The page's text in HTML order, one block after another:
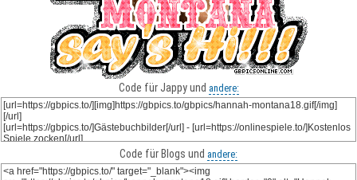
Code für Jappy und andere:
Code für Blogs und andere: